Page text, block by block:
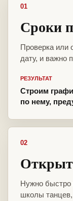
01
Сроки
Проверка или
дату, и важно
РЕЗУЛЬТАТ
Строим
по нему,
02
Нужно быстро
школы танцев,